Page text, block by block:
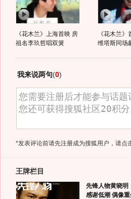
《花木兰》上海首映 房
祖名李玖哲唱双簧
《花木兰
维塔斯同场
我来说两句(0)
*发表评论前请先注册成为搜狐用户，请点
王牌栏目
先锋人物黄晓明
感谢低潮 偶像